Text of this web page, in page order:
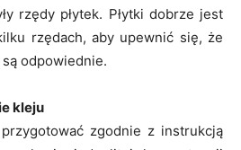
rzędy płytek. Płytki dobrze jest
rzędach, aby upewnić się, że
odpowiednie.
kleju
zgodnie z instrukcją